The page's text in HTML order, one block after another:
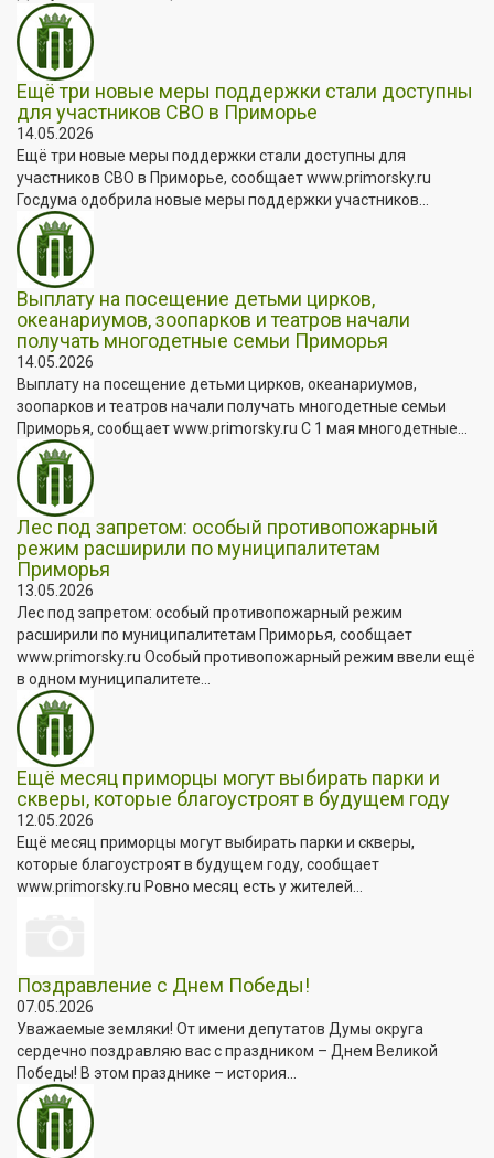
Ещё три новые меры поддержки стали доступны
для участников СВО в Приморье
14.05.2026
Ещё три новые меры поддержки стали доступны для
участников СВО в Приморье, сообщает www.primorsky.ru
Госдума одобрила новые меры поддержки участников...
Выплату на посещение детьми цирков,
океанариумов, зоопарков и театров начали
получать многодетные семьи Приморья
14.05.2026
Выплату на посещение детьми цирков, океанариумов,
зоопарков и театров начали получать многодетные семьи
Приморья, сообщает www.primorsky.ru С 1 мая многодетные...
Лес под запретом: особый противопожарный
режим расширили по муниципалитетам
Приморья
13.05.2026
Лес под запретом: особый противопожарный режим
расширили по муниципалитетам Приморья, сообщает
www.primorsky.ru Особый противопожарный режим ввели ещё
в одном муниципалитете...
Ещё месяц приморцы могут выбирать парки и
скверы, которые благоустроят в будущем году
12.05.2026
Ещё месяц приморцы могут выбирать парки и скверы,
которые благоустроят в будущем году, сообщает
www.primorsky.ru Ровно месяц есть у жителей...
Поздравление с Днем Победы!
07.05.2026
Уважаемые земляки! От имени депутатов Думы округа
сердечно поздравляю вас с праздником – Днем Великой
Победы! В этом празднике – история...